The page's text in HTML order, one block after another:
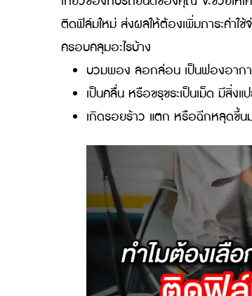
รับประกันเคลมฟิล์ม 3M กันดีกว่าว่
ประกันฟิล์มรถยนต์ สำ
ประกันฟิล์มรถยนต์เป็นสิ่งที่สำคั
เกี่ยวข้องกับรถยนต์ของคุณ จะช่
ครอบคลุมอะไรบ้าง
บวมพอง ลอกล่อน เป็นฟ
เป็นคลื่น หรือขรุขระเป็นเม็ด
เกิดรอยร้าว แตก หรือฉีกห